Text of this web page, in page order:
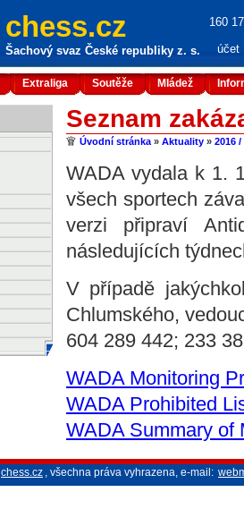
chess.cz
Šachový svaz České republiky z. s.
160
účet
Extraliga Soutěže Mládež
Seznam
Úvodní stránka » Aktuality » 2016 /
WADA vydala k 1.
všech sportech
verzi připraví
následujících
V případě
Chlumského,
604 289 442; 233
WADA Monitoring
WADA Prohibited
WADA Summary of
chess.cz , všechna práva vyhrazena, e-mail: